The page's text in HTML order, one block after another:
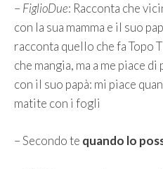
– FiglioDue: Racconta che
con la sua mamma e il suo
racconta quello che fa Topo
che mangia, ma a me piace
con il suo papà: mi piace
matite con i fogli
– Secondo te quando lo